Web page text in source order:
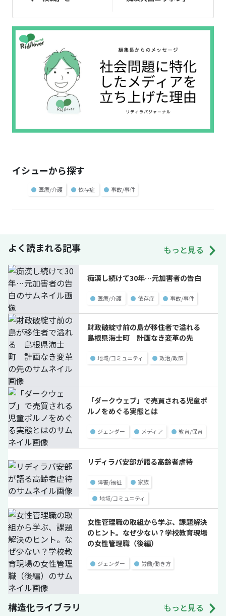
イシューから探す
● 医療/介護 ● 依存症 ● 事故/事件
よく読まれる記事 もっと見る
痴漢し続けて30年…元加害者の告白
● 医療/介護 ● 依存症 ● 事故/事件
財政破綻寸前の島が移住者で溢れる
島根県海士町 計画なき変革の先
● 地域/コミュニティ ● 政治/政策
「ダークウェブ」で売買される児童ポ
ルノをめぐる実態とは
● ジェンダー ● メディア ● 教育/保育
リディラバ安部が語る高齢者虐待
● 障害/福祉 ● 家族
● 地域/コミュニティ
女性管理職の取組から学ぶ、課題解決
のヒント。なぜ少ない？学校教育現場
の女性管理職（後編）
● ジェンダー ● 労働/働き方
構造化ライブラリ もっと見る